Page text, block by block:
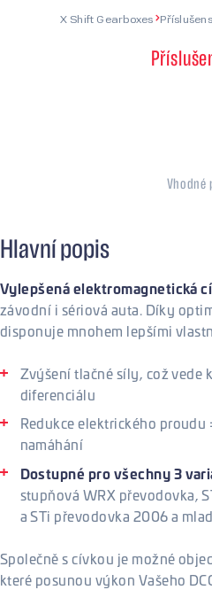
X Shift Gearboxes
Vhodné
Hlavní popis
Vylepšená elektromagnetická
závodní i sériová auta. Díky
disponuje mnohem lepšími
Zvýšení tlačné síly, což vede
diferenciálu
Redukce elektrického proudu
namáhání
Dostupné pro všechny 3
stupňová WRX převodovka,
a STi převodovka 2006 a
Společně s cívkou je možné
které posunou výkon Vašeho